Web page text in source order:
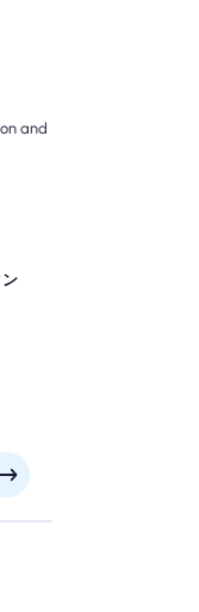
and
さ
ブ
な
さ